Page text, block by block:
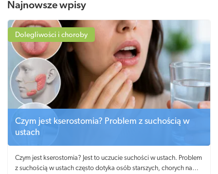
Najnowsze wpisy
Dolegliwości i choroby
Czym jest kserostomia? Problem z suchością w
ustach
Czym jest kserostomia? Jest to uczucie suchości w ustach. Problem
z suchością w ustach często dotyka osób starszych, chorych na